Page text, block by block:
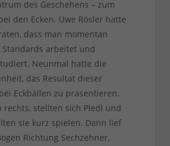
des Geschehens – zum
den Ecken. Uwe Rösler hatte
dass man momentan
Standards arbeitet und
Neunmal hatte die
das Resultat dieser
Eckbällen zu präsentieren.
rechts, stellten sich Pledl und
sie kurz spielen. Dann lief
Richtung Sechzehner,